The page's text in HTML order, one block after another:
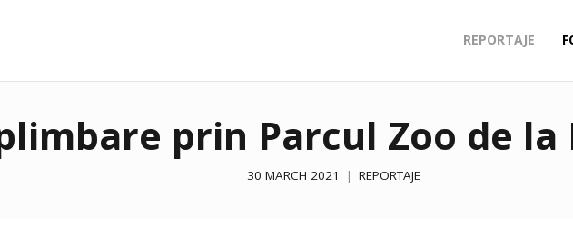
REPORTAJE
prin Parcul Zoo de la
30 MARCH 2021 REPORTAJE